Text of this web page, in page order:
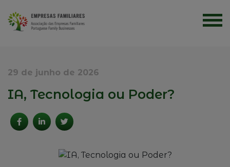
29 de junho de 2026
IA, Tecnologia ou Poder?